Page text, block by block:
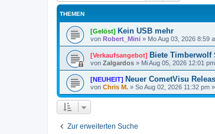
THEMEN
[Gelöst] Kein USB mehr
von Robert_Mini » Mo Aug 03, 2026 8:59
[Verkaufsangebot] Biete Timberwolf
von Zalgardos » Mi Aug 05, 2026 12:01 pm
[NEUHEIT] Neuer CometVisu
von Chris M. » So Aug 02, 2026 11:32 pm
Zur erweiterten Suche